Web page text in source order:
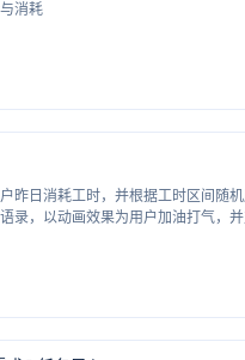
消耗
昨日消耗工时，并根据工时区间随
录，以动画效果为用户加油打气，